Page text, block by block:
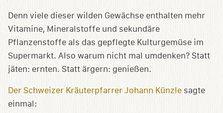
Denn viele dieser wilden Gewächse enthalten mehr
Vitamine, Mineralstoffe und sekundäre
Pflanzenstoffe als das gepflegte Kulturgemüse im
Supermarkt. Also warum nicht mal umdenken? Statt
jäten: ernten. Statt ärgern: genießen.
Der Schweizer Kräuterpfarrer Johann Künzle sagte
einmal: